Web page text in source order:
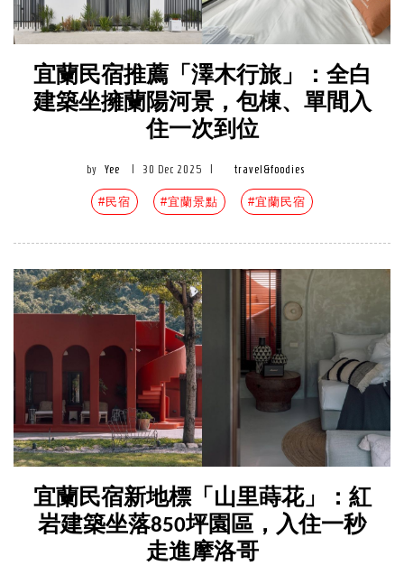
宜蘭民宿推薦「澤木行旅」：全白
建築坐擁蘭陽河景，包棟、單間入
住一次到位
by Yee 30 Dec 2025 travel&foodies
#民宿 #宜蘭景點 #宜蘭民宿
宜蘭民宿新地標「山里蒔花」：紅
岩建築坐落850坪園區，入住一秒
走進摩洛哥